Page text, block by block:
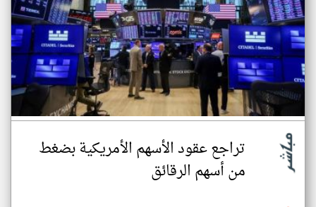
تراجع عقود الأسهم الأمريكية بضغط
من أسهم الرقائق